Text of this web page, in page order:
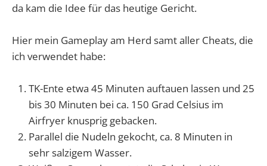
da kam die Idee für das heutige Gericht.
Hier mein Gameplay am Herd samt aller Cheats, die
ich verwendet habe:
TK-Ente etwa 45 Minuten auftauen lassen und 25
bis 30 Minuten bei ca. 150 Grad Celsius im
Airfryer knusprig gebacken.
Parallel die Nudeln gekocht, ca. 8 Minuten in
sehr salzigem Wasser.